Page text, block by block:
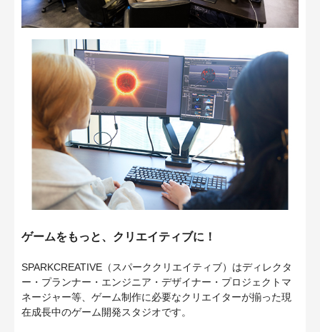
ゲームをもっと、クリエイティブに！
SPARKCREATIVE（スパーククリエイティブ）はディレクタ
ー・プランナー・エンジニア・デザイナー・プロジェクトマ
ネージャー等、ゲーム制作に必要なクリエイターが揃った現
在成長中のゲーム開発スタジオです。